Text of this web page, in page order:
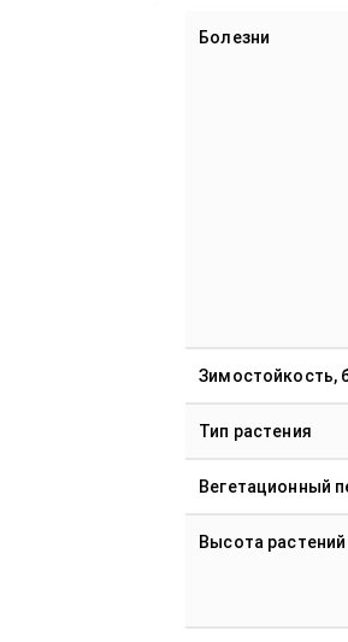
Болезни
Зимостойкость,
Тип растения
Вегетационный
Высота растений